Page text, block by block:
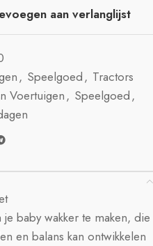
aan verlanglijst
, Speelgoed, Tractors
Voertuigen, Speelgoed,
baby wakker te maken, die
en balans kan ontwikkelen